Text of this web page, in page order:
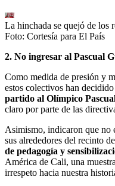
La hinchada se quejó de los
Foto: Cortesía para El País
2. No ingresar al Pascual
Como medida de presión y
estos colectivos han decidido
partido al Olímpico
claro por parte de las
Asimismo, indicaron que no
sus alrededores del recinto
de pedagogía y
América de Cali, una
irrespeto hacia nuestra